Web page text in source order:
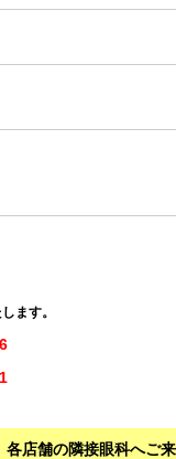
ます。
店舗の隣接眼科へご